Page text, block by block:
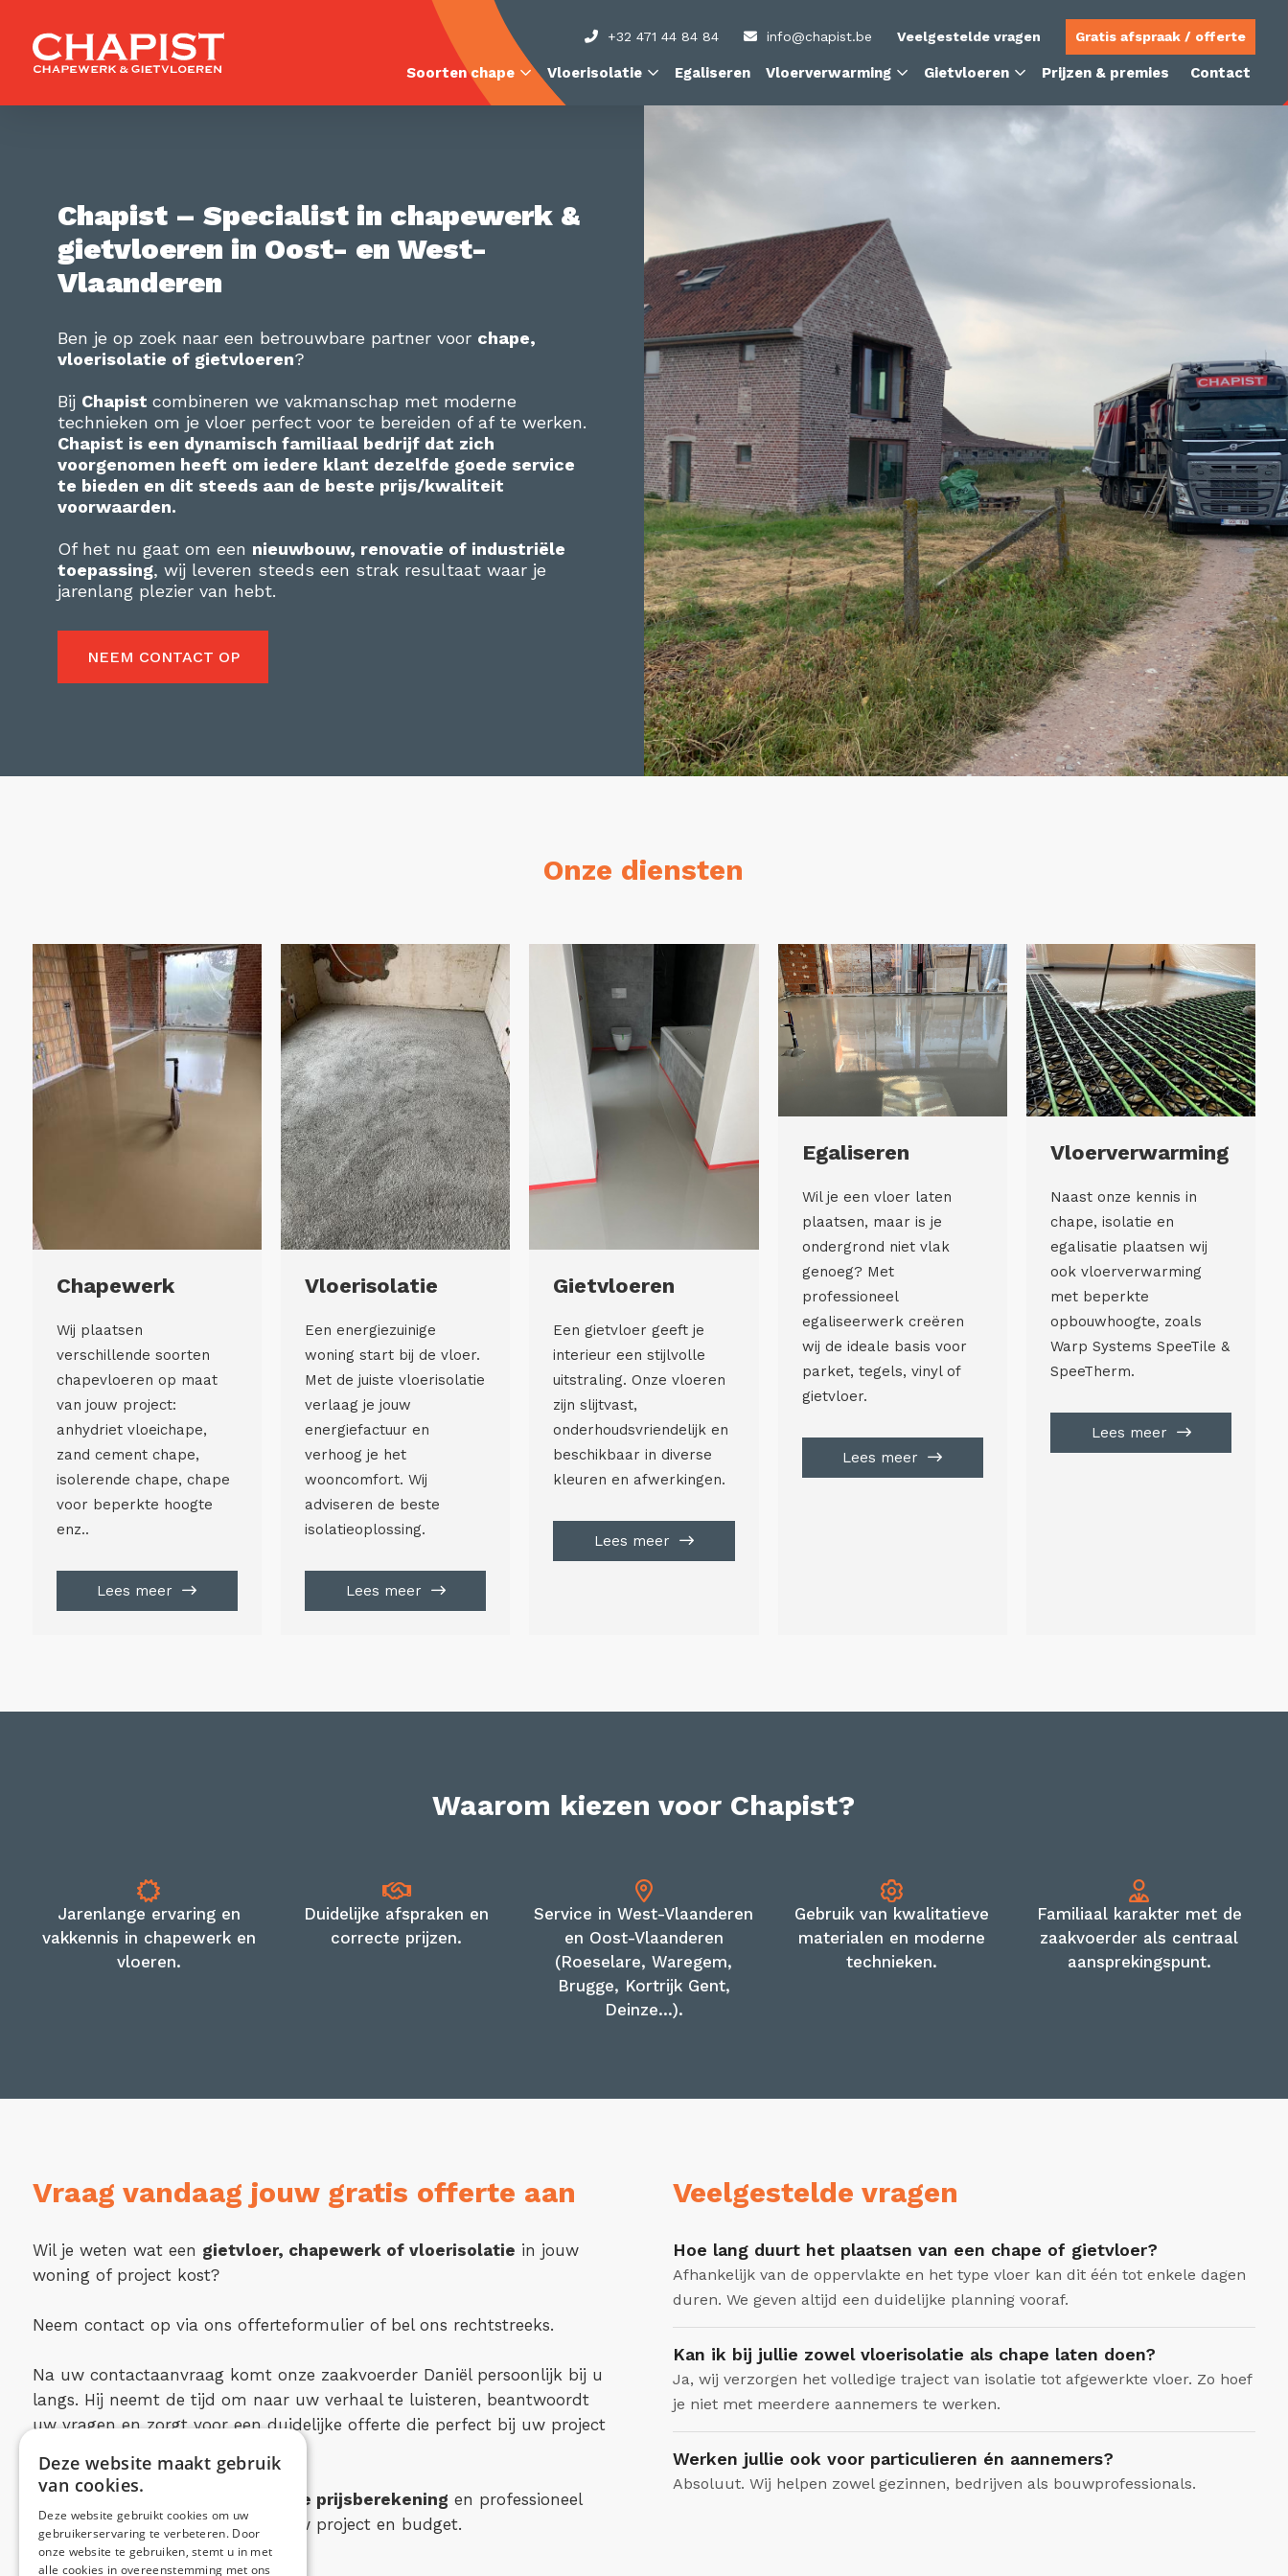
+32 471 44 84 84 info@chapist.be Veelgestelde vragen Gratis afspraak / offerte
Soorten chape Vloerisolatie Egaliseren Vloerverwarming Gietvloeren Prijzen & premies Contact
Chapist – Specialist in chapewerk &
gietvloeren in Oost- en West-
Vlaanderen
Ben je op zoek naar een betrouwbare partner voor chape,
vloerisolatie of gietvloeren?
Bij Chapist combineren we vakmanschap met moderne
technieken om je vloer perfect voor te bereiden of af te werken.
Chapist is een dynamisch familiaal bedrijf dat zich
voorgenomen heeft om iedere klant dezelfde goede service
te bieden en dit steeds aan de beste prijs/kwaliteit
voorwaarden.
Of het nu gaat om een nieuwbouw, renovatie of industriële
toepassing, wij leveren steeds een strak resultaat waar je
jarenlang plezier van hebt.
NEEM CONTACT OP
Onze diensten
Chapewerk
Wij plaatsen
verschillende soorten
chapevloeren op maat
van jouw project:
anhydriet vloeichape,
zand cement chape,
isolerende chape, chape
voor beperkte hoogte
enz..
Lees meer
Vloerisolatie
Een energiezuinige
woning start bij de vloer.
Met de juiste vloerisolatie
verlaag je jouw
energiefactuur en
verhoog je het
wooncomfort. Wij
adviseren de beste
isolatieoplossing.
Lees meer
Gietvloeren
Een gietvloer geeft je
interieur een stijlvolle
uitstraling. Onze vloeren
zijn slijtvast,
onderhoudsvriendelijk en
beschikbaar in diverse
kleuren en afwerkingen.
Lees meer
Egaliseren
Wil je een vloer laten
plaatsen, maar is je
ondergrond niet vlak
genoeg? Met
professioneel
egaliseerwerk creëren
wij de ideale basis voor
parket, tegels, vinyl of
gietvloer.
Lees meer
Vloerverwarming
Naast onze kennis in
chape, isolatie en
egalisatie plaatsen wij
ook vloerverwarming
met beperkte
opbouwhoogte, zoals
Warp Systems SpeeTile &
SpeeTherm.
Lees meer
Waarom kiezen voor Chapist?
Jarenlange ervaring en
vakkennis in chapewerk en
vloeren.
Duidelijke afspraken en
correcte prijzen.
Service in West-Vlaanderen
en Oost-Vlaanderen
(Roeselare, Waregem,
Brugge, Kortrijk Gent,
Deinze...).
Gebruik van kwalitatieve
materialen en moderne
technieken.
Familiaal karakter met de
zaakvoerder als centraal
aansprekingspunt.
Vraag vandaag jouw gratis offerte aan
Wil je weten wat een gietvloer, chapewerk of vloerisolatie in jouw
woning of project kost?
Neem contact op via ons offerteformulier of bel ons rechtstreeks.
Na uw contactaanvraag komt onze zaakvoerder Daniël persoonlijk bij u
langs. Hij neemt de tijd om naar uw verhaal te luisteren, beantwoordt
uw vragen en zorgt voor een duidelijke offerte die perfect bij uw project
duidelijke prijsberekening en professioneel
advies, volledig afgestemd op jouw project en budget.
Veelgestelde vragen
Hoe lang duurt het plaatsen van een chape of gietvloer?
Afhankelijk van de oppervlakte en het type vloer kan dit één tot enkele dagen
duren. We geven altijd een duidelijke planning vooraf.
Kan ik bij jullie zowel vloerisolatie als chape laten doen?
Ja, wij verzorgen het volledige traject van isolatie tot afgewerkte vloer. Zo hoef
je niet met meerdere aannemers te werken.
Werken jullie ook voor particulieren én aannemers?
Absoluut. Wij helpen zowel gezinnen, bedrijven als bouwprofessionals.
Deze website maakt gebruik
van cookies.
Deze website gebruikt cookies om uw
gebruikerservaring te verbeteren. Door
onze website te gebruiken, stemt u in met
alle cookies in overeenstemming met ons